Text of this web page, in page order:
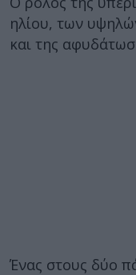
ηλίου, των
και της
Ένας στους δύο